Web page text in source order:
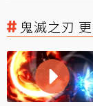
鬼滅之刃